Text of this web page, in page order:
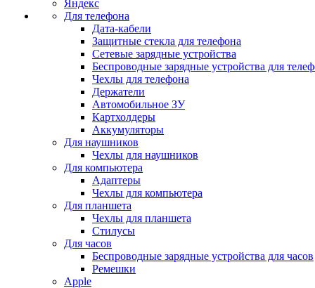
Яндекс
Для телефона
Дата-кабели
Защитные стекла для телефона
Сетевые зарядные устройства
Беспроводные зарядные устройства для
Чехлы для телефона
Держатели
Автомобильное ЗУ
Картхолдеры
Аккумуляторы
Для наушников
Чехлы для наушников
Для компьютера
Адаптеры
Чехлы для компьютера
Для планшета
Чехлы для планшета
Стилусы
Для часов
Беспроводные зарядные устройства для часов
Ремешки
Apple